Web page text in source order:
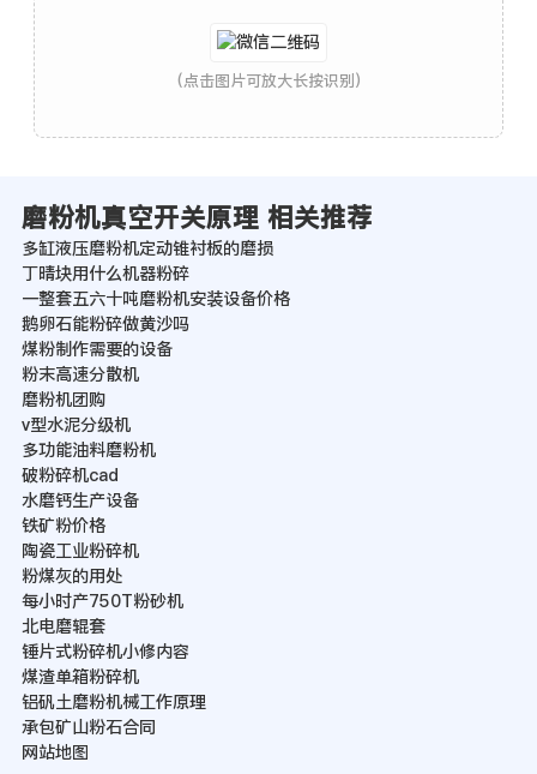
(点击图片可放大长按识别)
磨粉机真空开关原理 相关推荐
多缸液压磨粉机定动锥衬板的磨损
丁晴块用什么机器粉碎
一整套五六十吨磨粉机安装设备价格
鹅卵石能粉碎做黄沙吗
煤粉制作需要的设备
粉末高速分散机
磨粉机团购
v型水泥分级机
多功能油料磨粉机
破粉碎机cad
水磨钙生产设备
铁矿粉价格
陶瓷工业粉碎机
粉煤灰的用处
每小时产750T粉砂机
北电磨辊套
锤片式粉碎机小修内容
煤渣单箱粉碎机
铝矾土磨粉机械工作原理
承包矿山粉石合同
网站地图